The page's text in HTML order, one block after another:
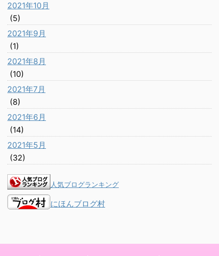
2021年10月
(5)
2021年9月
(1)
2021年8月
(10)
2021年7月
(8)
2021年6月
(14)
2021年5月
(32)
人気ブログランキング
にほんブログ村